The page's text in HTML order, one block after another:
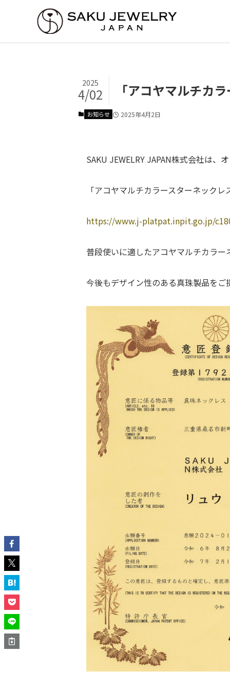
「アコヤマルチカ
2025
4/02
お知らせ 2025年4月2日
SAKU JEWELRY JAPAN株式会社は、
「アコヤマルチカラースターネック
https://www.j-platpat.inpit.go.jp/
普段使いに適したアコヤマルチカラ
今後もデザイン性のある真珠製品をご